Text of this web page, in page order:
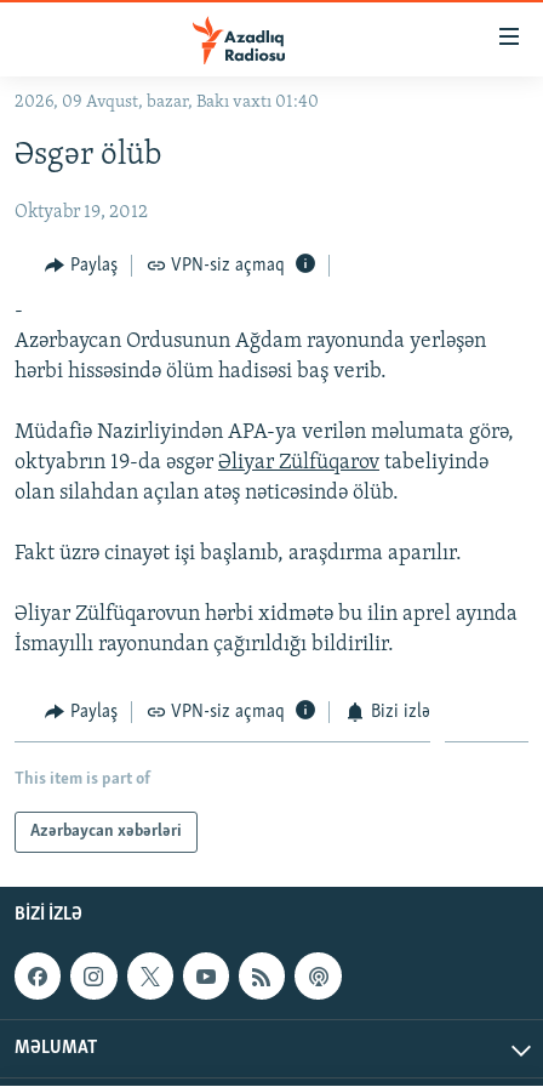
Əsas
qayıt
naviqasiyaya
Axtarışa
keç
#İZAHLA
KORRUPSIOMETR
#ƏSLINDƏ
QANUNI DOĞRU
MULTIMEDIA
VIDEO
KARIKATURA
RADIO ARXIV
AZƏRBAYCAN ƏDƏBIYYATI KITABXANASI
İSLAM VƏ DEMOKRATIYA
İZ - MƏDƏNIYYƏT PROQRAMI
PEŞƏ ETIKASI VƏ JURNALISTIKA STANDARTLARIMIZ
MATERIALLARIMIZDAN ISTIFADƏ
AZADLIQRADIOSU MOBIL TELEFONUNUZDA
BIZIMLƏ ƏLAQƏ
XƏBƏR BÜLLETENLƏRIMIZ
RFE/RL-in bütün saytları
2026, 09 Avqust, bazar, Bakı vaxtı 01:40
Əsgər ölüb
Oktyabr 19, 2012
Paylaş VPN-siz açmaq
-
Azərbaycan Ordusunun Ağdam rayonunda yerləşən
hərbi hissəsində ölüm hadisəsi baş verib.
Müdafiə Nazirliyindən APA-ya verilən məlumata görə,
oktyabrın 19-da əsgər Əliyar Zülfüqarov tabeliyində
olan silahdan açılan atəş nəticəsində ölüb.
Fakt üzrə cinayət işi başlanıb, araşdırma aparılır.
Əliyar Zülfüqarovun hərbi xidmətə bu ilin aprel ayında
İsmayıllı rayonundan çağırıldığı bildirilir.
Paylaş VPN-siz açmaq Bizi izlə
This item is part of
Azərbaycan xəbərləri
BIZI IZLƏ
MƏLUMAT